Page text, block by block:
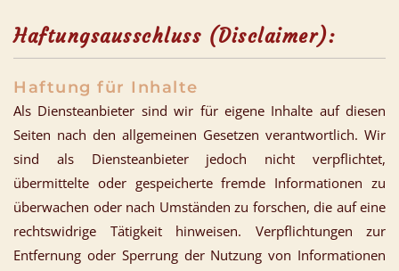
Haftungsausschluss (Disclaimer):
Haftung für Inhalte
Als Diensteanbieter sind wir für eigene Inhalte auf diesen
Seiten nach den allgemeinen Gesetzen verantwortlich. Wir
sind als Diensteanbieter jedoch nicht verpflichtet,
übermittelte oder gespeicherte fremde Informationen zu
überwachen oder nach Umständen zu forschen, die auf eine
rechtswidrige Tätigkeit hinweisen. Verpflichtungen zur
Entfernung oder Sperrung der Nutzung von Informationen